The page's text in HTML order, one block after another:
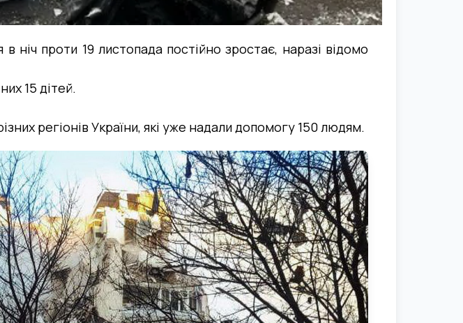
в ніч проти 19 листопада постійно зростає, наразі відомо
15 дітей.
регіонів України, які уже надали допомогу 150 людям.